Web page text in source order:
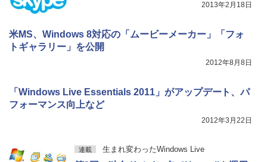
2013年2月18日
米MS、Windows 8対応の「ムービーメーカー」「フォ
トギャラリー」を公開
2012年8月8日
「Windows Live Essentials 2011」がアップデート、パ
フォーマンス向上など
2012年3月22日
連載 生まれ変わったWindows Live